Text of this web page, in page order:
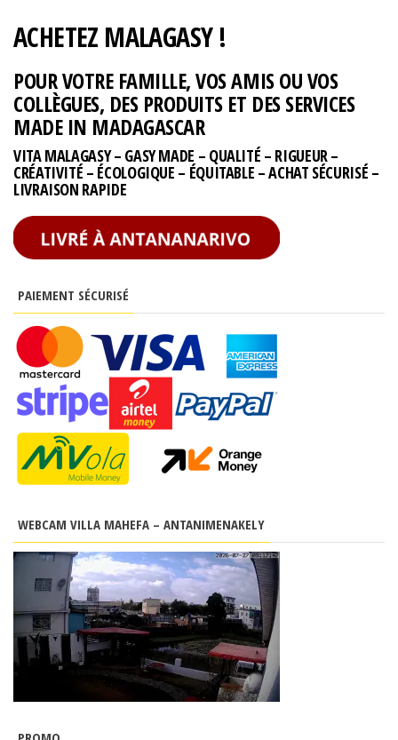
ACHETEZ MALAGASY !
POUR VOTRE FAMILLE, VOS AMIS OU VOS
COLLÈGUES, DES PRODUITS ET DES SERVICES
MADE IN MADAGASCAR
VITA MALAGASY – GASY MADE – QUALITÉ – RIGUEUR –
CRÉATIVITÉ – ÉCOLOGIQUE – ÉQUITABLE – ACHAT SÉCURISÉ –
LIVRAISON RAPIDE
PAIEMENT SÉCURISÉ
WEBCAM VILLA MAHEFA – ANTANIMENAKELY